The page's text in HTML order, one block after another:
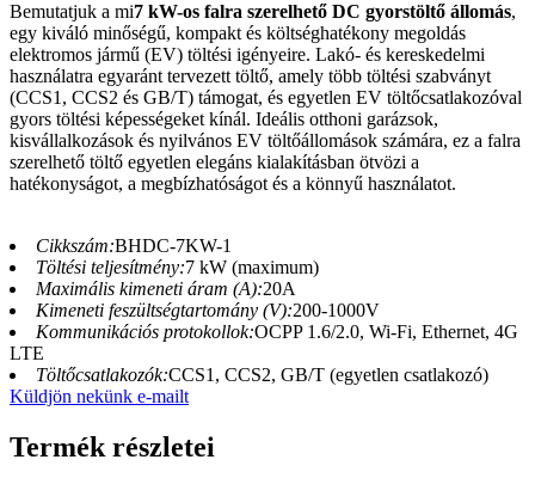
Bemutatjuk a mi7 kW-os falra szerelhető DC gyorstöltő állomás,
egy kiváló minőségű, kompakt és költséghatékony megoldás
elektromos jármű (EV) töltési igényeire. Lakó- és kereskedelmi
használatra egyaránt tervezett töltő, amely több töltési szabványt
(CCS1, CCS2 és GB/T) támogat, és egyetlen EV töltőcsatlakozóval
gyors töltési képességeket kínál. Ideális otthoni garázsok,
kisvállalkozások és nyilvános EV töltőállomások számára, ez a falra
szerelhető töltő egyetlen elegáns kialakításban ötvözi a
hatékonyságot, a megbízhatóságot és a könnyű használatot.
Cikkszám:BHDC-7KW-1
Töltési teljesítmény:7 kW (maximum)
Maximális kimeneti áram (A):20A
Kimeneti feszültségtartomány (V):200-1000V
Kommunikációs protokollok:OCPP 1.6/2.0, Wi-Fi, Ethernet, 4G
LTE
Töltőcsatlakozók:CCS1, CCS2, GB/T (egyetlen csatlakozó)
Küldjön nekünk e-mailt
Termék részletei